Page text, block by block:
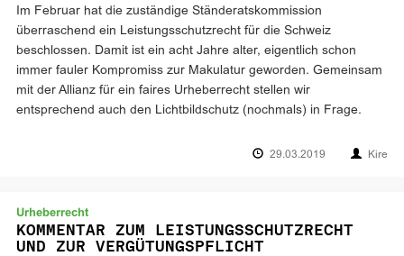
Im Februar hat die zuständige Ständeratskommission
überraschend ein Leistungsschutzrecht für die Schweiz
beschlossen. Damit ist ein acht Jahre alter, eigentlich schon
immer fauler Kompromiss zur Makulatur geworden. Gemeinsam
mit der Allianz für ein faires Urheberrecht stellen wir
entsprechend auch den Lichtbildschutz (nochmals) in Frage.
29.03.2019 Kire
Urheberrecht
KOMMENTAR ZUM LEISTUNGSSCHUTZRECHT
UND ZUR VERGÜTUNGSPFLICHT